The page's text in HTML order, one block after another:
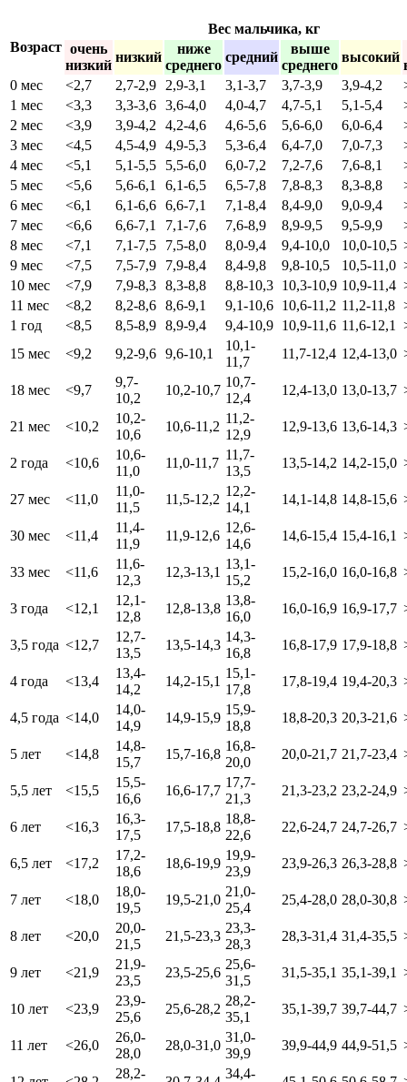
Возраст
Вес мальчика, кг
очень
низкий
низкий
ниже
среднего
средний
выше
среднего
высокий
0 мес
<2,7 2,7-2,9 2,9-3,1 3,1-3,7 3,7-3,9 3,9-4,2
1 мес
<3,3 3,3-3,6 3,6-4,0 4,0-4,7 4,7-5,1 5,1-5,4
2 мес
<3,9 3,9-4,2 4,2-4,6 4,6-5,6 5,6-6,0 6,0-6,4
3 мес
<4,5 4,5-4,9 4,9-5,3 5,3-6,4 6,4-7,0 7,0-7,3
4 мес
<5,1 5,1-5,5 5,5-6,0 6,0-7,2 7,2-7,6 7,6-8,1
5 мес
<5,6 5,6-6,1 6,1-6,5 6,5-7,8 7,8-8,3 8,3-8,8
6 мес
<6,1 6,1-6,6 6,6-7,1 7,1-8,4 8,4-9,0 9,0-9,4
7 мес
<6,6 6,6-7,1 7,1-7,6 7,6-8,9 8,9-9,5 9,5-9,9
8 мес
<7,1 7,1-7,5 7,5-8,0 8,0-9,4 9,4-10,0 10,0-10,5
9 мес
<7,5 7,5-7,9 7,9-8,4 8,4-9,8 9,8-10,5 10,5-11,0
10 мес
<7,9 7,9-8,3 8,3-8,8 8,8-10,3 10,3-10,9 10,9-11,4
11 мес
<8,2 8,2-8,6 8,6-9,1 9,1-10,6 10,6-11,2 11,2-11,8
1 год
<8,5 8,5-8,9 8,9-9,4 9,4-10,9 10,9-11,6 11,6-12,1
15 мес
<9,2 9,2-9,6 9,6-10,1
10,1-
11,7
11,7-12,4 12,4-13,0
18 мес <9,7
9,7-
10,2
10,2-10,7
10,7-
12,4
12,4-13,0 13,0-13,7
21 мес <10,2
10,2-
10,6
10,6-11,2
11,2-
12,9
12,9-13,6 13,6-14,3
2 года <10,6
10,6-
11,0
11,0-11,7
11,7-
13,5
13,5-14,2 14,2-15,0
27 мес <11,0
11,0-
11,5
11,5-12,2
12,2-
14,1
14,1-14,8 14,8-15,6
30 мес <11,4
11,4-
11,9
11,9-12,6
12,6-
14,6
14,6-15,4 15,4-16,1
33 мес <11,6
11,6-
12,3
12,3-13,1
13,1-
15,2
15,2-16,0 16,0-16,8
3 года <12,1
12,1-
12,8
12,8-13,8
13,8-
16,0
16,0-16,9 16,9-17,7
3,5 года <12,7
12,7-
13,5
13,5-14,3
14,3-
16,8
16,8-17,9 17,9-18,8
4 года <13,4
13,4-
14,2
14,2-15,1
15,1-
17,8
17,8-19,4 19,4-20,3
4,5 года <14,0
14,0-
14,9
14,9-15,9
15,9-
18,8
18,8-20,3 20,3-21,6
5 лет <14,8
14,8-
15,7
15,7-16,8
16,8-
20,0
20,0-21,7 21,7-23,4
5,5 лет <15,5
15,5-
16,6
16,6-17,7
17,7-
21,3
21,3-23,2 23,2-24,9
6 лет <16,3
16,3-
17,5
17,5-18,8
18,8-
22,6
22,6-24,7 24,7-26,7
6,5 лет <17,2
17,2-
18,6
18,6-19,9
19,9-
23,9
23,9-26,3 26,3-28,8
7 лет <18,0
18,0-
19,5
19,5-21,0
21,0-
25,4
25,4-28,0 28,0-30,8
8 лет <20,0
20,0-
21,5
21,5-23,3
23,3-
28,3
28,3-31,4 31,4-35,5
9 лет <21,9
21,9-
23,5
23,5-25,6
25,6-
31,5
31,5-35,1 35,1-39,1
10 лет <23,9
23,9-
25,6
25,6-28,2
28,2-
35,1
35,1-39,7 39,7-44,7
11 лет <26,0
26,0-
28,0
28,0-31,0
31,0-
39,9
39,9-44,9 44,9-51,5
28,2-
34,4-